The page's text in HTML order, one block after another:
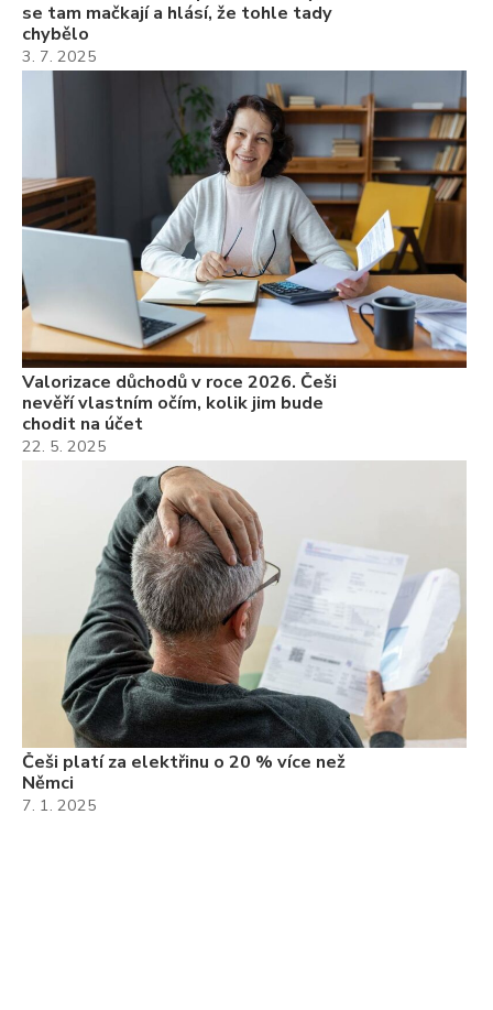
se tam mačkají a hlásí, že tohle tady
chybělo
3. 7. 2025
Valorizace důchodů v roce 2026. Češi
nevěří vlastním očím, kolik jim bude
chodit na účet
22. 5. 2025
Češi platí za elektřinu o 20 % více než
Němci
7. 1. 2025